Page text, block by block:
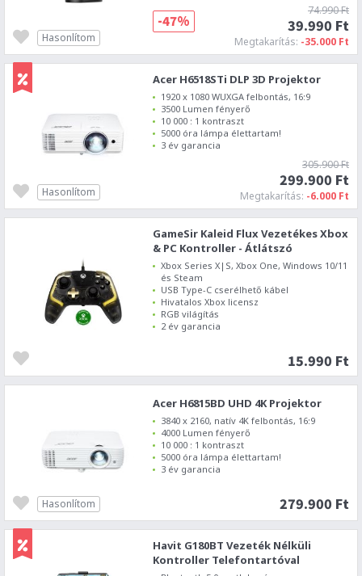
74.990 Ft
39.990 Ft
Megtakarítás: -35.000 Ft
-47%
Hasonlítom
Acer H6518STi DLP 3D Projektor
1920 x 1080 WUXGA felbontás, 16:9
3500 Lumen fényerő
10 000 : 1 kontraszt
5000 óra lámpa élettartam!
3 év garancia
305.900 Ft
299.900 Ft
Megtakarítás: -6.000 Ft
Hasonlítom
GameSir Kaleid Flux Vezetékes Xbox
& PC Kontroller - Átlátszó
Xbox Series X|S, Xbox One, Windows 10/11
és Steam
USB Type-C cserélhető kábel
Hivatalos Xbox licensz
RGB világítás
2 év garancia
15.990 Ft
Acer H6815BD UHD 4K Projektor
3840 x 2160, natív 4K felbontás, 16:9
4000 Lumen fényerő
10 000 : 1 kontraszt
5000 óra lámpa élettartam!
3 év garancia
279.900 Ft
Hasonlítom
Havit G180BT Vezeték Nélküli
Kontroller Telefontartóval